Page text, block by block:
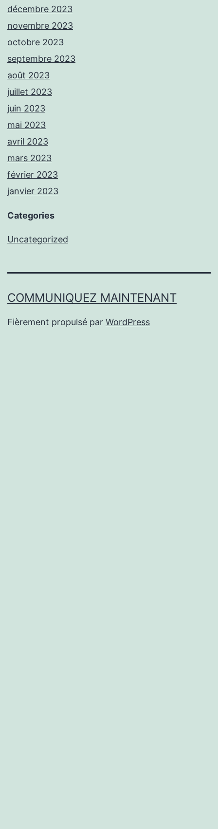
décembre 2023
novembre 2023
octobre 2023
septembre 2023
août 2023
juillet 2023
juin 2023
mai 2023
avril 2023
mars 2023
février 2023
janvier 2023
Categories
Uncategorized
COMMUNIQUEZ MAINTENANT
Fièrement propulsé par WordPress